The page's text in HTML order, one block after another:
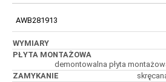
AWB281913
demontowalna płyta